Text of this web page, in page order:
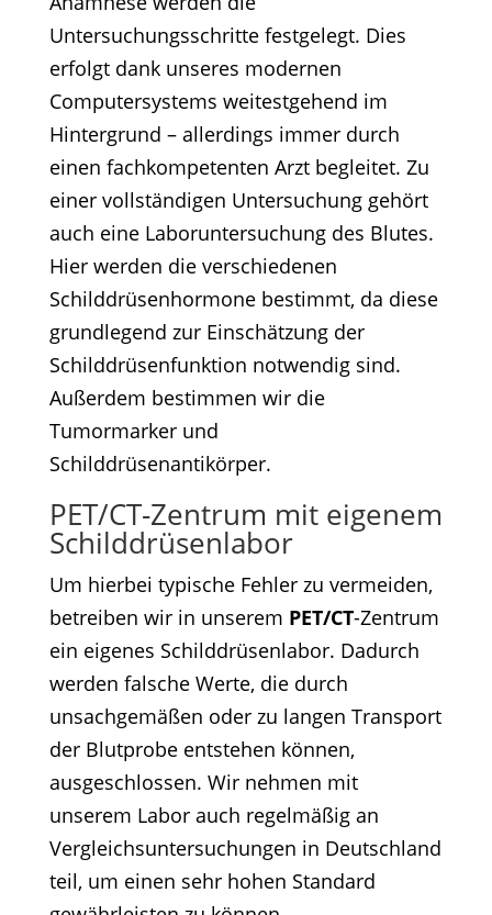
Untersuchungsschritte festgelegt. Dies
erfolgt dank unseres modernen
Computersystems weitestgehend im
Hintergrund – allerdings immer durch
einen fachkompetenten Arzt begleitet. Zu
einer vollständigen Untersuchung gehört
auch eine Laboruntersuchung des Blutes.
Hier werden die verschiedenen
Schilddrüsenhormone bestimmt, da diese
grundlegend zur Einschätzung der
Schilddrüsenfunktion notwendig sind.
Außerdem bestimmen wir die
Tumormarker und
Schilddrüsenantikörper.
PET/CT-Zentrum mit eigenem
Schilddrüsenlabor
Um hierbei typische Fehler zu vermeiden,
betreiben wir in unserem PET/CT-Zentrum
ein eigenes Schilddrüsenlabor. Dadurch
werden falsche Werte, die durch
unsachgemäßen oder zu langen Transport
der Blutprobe entstehen können,
ausgeschlossen. Wir nehmen mit
unserem Labor auch regelmäßig an
Vergleichsuntersuchungen in Deutschland
teil, um einen sehr hohen Standard